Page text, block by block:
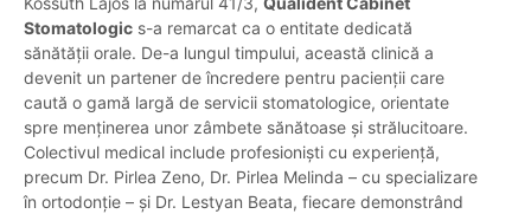
Stomatologic s-a remarcat ca o entitate dedicată
sănătății orale. De-a lungul timpului, această clinică a
devenit un partener de încredere pentru pacienții care
caută o gamă largă de servicii stomatologice, orientate
spre menținerea unor zâmbete sănătoase și strălucitoare.
Colectivul medical include profesioniști cu experiență,
precum Dr. Pirlea Zeno, Dr. Pirlea Melinda – cu specializare
în ortodonție – și Dr. Lestyan Beata, fiecare demonstrând